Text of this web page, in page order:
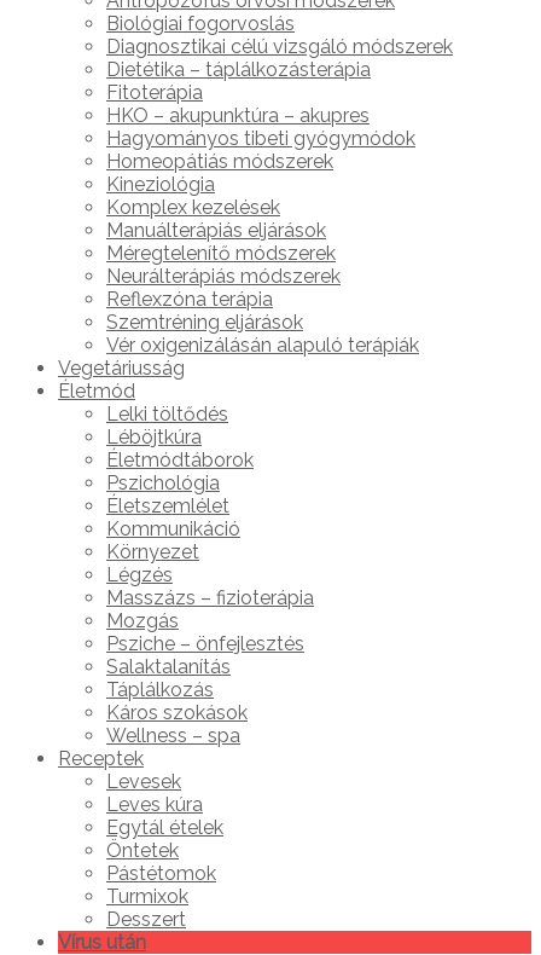
Biológiai fogorvoslás
Diagnosztikai célú vizsgáló módszerek
Dietétika – táplálkozásterápia
Fitoterápia
HKO – akupunktúra – akupres
Hagyományos tibeti gyógymódok
Homeopátiás módszerek
Kineziológia
Komplex kezelések
Manuálterápiás eljárások
Méregtelenítő módszerek
Neurálterápiás módszerek
Reflexzóna terápia
Szemtréning eljárások
Vér oxigenizálásán alapuló terápiák
Vegetáriusság
Életmód
Lelki töltődés
Léböjtkúra
Életmódtáborok
Pszichológia
Életszemlélet
Kommunikáció
Környezet
Légzés
Masszázs – fizioterápia
Mozgás
Psziche – önfejlesztés
Salaktalanítás
Táplálkozás
Káros szokások
Wellness – spa
Receptek
Levesek
Leves kúra
Egytál ételek
Öntetek
Pástétomok
Turmixok
Desszert
Vírus után